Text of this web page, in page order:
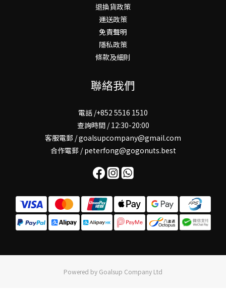
退換貨政策
運送政策
免責聲明
隱私政策
條款及細則
聯絡我們
電話 /+852 5516 1510
查詢時間 / 12:30-20:00
客服電郵 / goalsupcompany@gmail.com
合作電郵 / peterfong@gogonuts.best
Powered by Goalsup Company Ltd